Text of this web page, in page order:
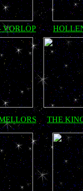
VORLOP
THE